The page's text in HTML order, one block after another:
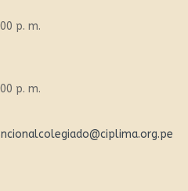
p. m.
p. m.